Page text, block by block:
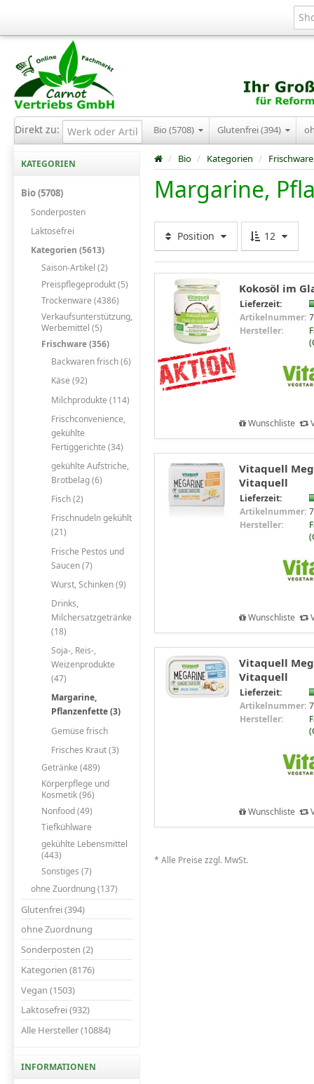
Direkt zu: Bio (5708) Glutenfrei (394)
KATEGORIEN
Bio (5708)
Sonderposten
Laktosefrei
Kategorien (5613)
Saison-Artikel (2)
Preispflegeprodukt (5)
Trockenware (4386)
Verkaufsunterstützung,
Werbemittel (5)
Frischware (356)
Backwaren frisch (6)
Käse (92)
Milchprodukte (114)
Frischconvenience,
gekühlte
Fertiggerichte (34)
gekühlte Aufstriche,
Brotbelag (6)
Fisch (2)
Frischnudeln gekühlt
(21)
Frische Pestos und
Saucen (7)
Wurst, Schinken (9)
Drinks,
Milchersatzgetränke
(18)
Soja-, Reis-,
Weizenprodukte
(47)
Margarine,
Pflanzenfette (3)
Gemüse frisch
Frisches Kraut (3)
Getränke (489)
Körperpflege und
Kosmetik (96)
Nonfood (49)
Tiefkühlware
gekühlte Lebensmittel
(443)
Sonstiges (7)
ohne Zuordnung (137)
Glutenfrei (394)
ohne Zuordnung
Sonderposten (2)
Kategorien (8176)
Vegan (1503)
Laktosefrei (932)
Alle Hersteller (10884)
INFORMATIONEN
/ Bio / Kategorien / Frischware
Margarine,
Position 12
Kokosöl im
Lieferzeit:
Artikelnummer:
Hersteller:
Wunschliste
Vitaquell
Vitaquell
Lieferzeit:
Artikelnummer:
Hersteller:
Wunschliste
Vitaquell
Vitaquell
Lieferzeit:
Artikelnummer:
Hersteller:
Wunschliste
* Alle Preise zzgl. MwSt.